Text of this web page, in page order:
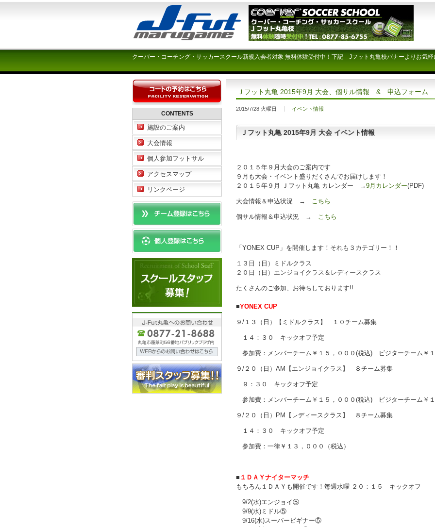
クーバー・コーチング・サッカースクール新規入会者対象 無料体験受付中！下記 Jフット丸亀校バナーよりお気
Ｊフット丸亀 2015年9月 大会、個サル情報 & 申込フォーム
2015/7/28 火曜日 イベント情報
Ｊフット丸亀 2015年9月 大会 イベント情報
２０１５年９月大会のご案内です
９月も大会・イベント盛りだくさんでお届けします！
２０１５年９月 Ｊフット丸亀 カレンダー →9月カレンダー(PDF)
大会情報＆申込状況 → こちら
個サル情報＆申込状況 → こちら
「YONEX CUP」を開催します！それも３カテゴリー！！
１３日（日）ミドルクラス
２０日（日）エンジョイクラス＆レディースクラス
たくさんのご参加、お待ちしております!!
■YONEX CUP
９/１３（日）【ミドルクラス】 １０チーム募集
１４：３０ キックオフ予定
参加費：メンバーチーム￥１５，０００(税込) ビジターチーム￥
９/２０（日）AM【エンジョイクラス】 ８チーム募集
９：３０ キックオフ予定
参加費：メンバーチーム￥１５，０００(税込) ビジターチーム￥
９/２０（日）PM【レディースクラス】 ８チーム募集
１４：３０ キックオフ予定
参加費：一律￥１３，０００（税込）
■ １ＤＡＹナイターマッチ
もちろん１ＤＡＹも開催です！毎週水曜 ２０：１５ キックオフ
9/2(水)エンジョイ⑤
9/9(水)ミドル⑤
9/16(水)スーパービギナー⑤
CONTENTS
施設のご案内
大会情報
個人参加フットサル
アクセスマップ
リンクページ